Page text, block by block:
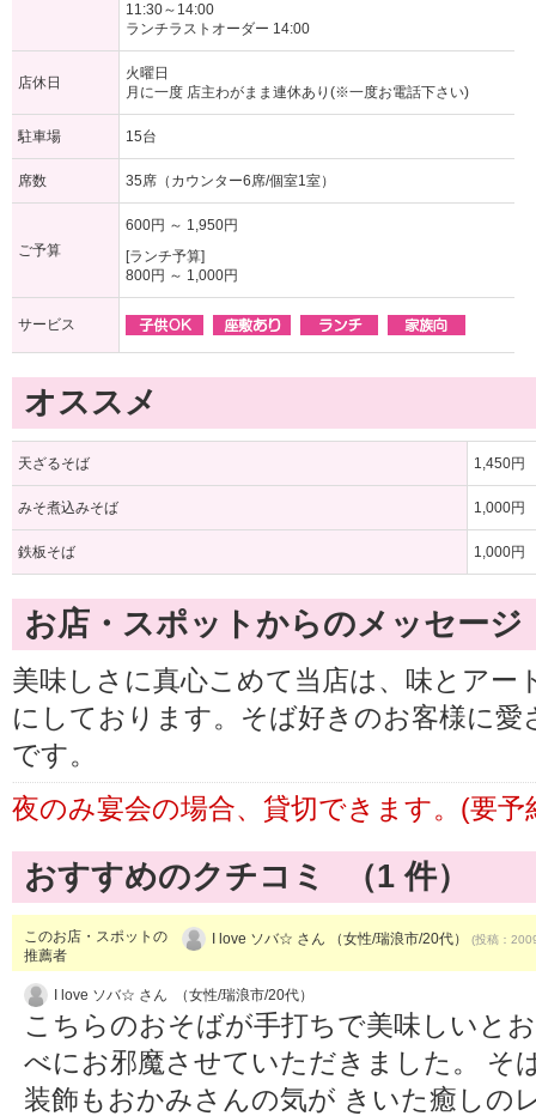
11:30～14:00
ランチラストオーダー 14:00
店休日
火曜日
月に一度 店主わがまま連休あり(※一度お電話下さい)
駐車場 15台
席数 35席（カウンター6席/個室1室）
ご予算
600円 ～ 1,950円
[ランチ予算]
800円 ～ 1,000円
サービス
オススメ
天ざるそば 1,450円
みそ煮込みそば 1,000円
鉄板そば 1,000円
お店・スポットからのメッセージ
美味しさに真心こめて当店は、味とアー
にしております。そば好きのお客様に
です。
夜のみ宴会の場合、貸切できます。(要
おすすめのクチコミ （1 件）
このお店・スポットの
推薦者
I love ソバ☆ さん （女性/瑞浪市/20代） (投稿：
I love ソバ☆ さん （女性/瑞浪市/20代）
こちらのおそばが手打ちで美味しいと
べにお邪魔させていただきました。 そ
装飾もおかみさんの気が きいた癒しの